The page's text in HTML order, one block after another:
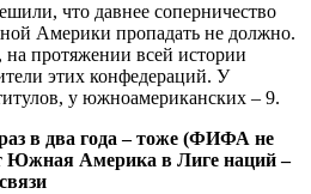
что давнее соперничество
Америки пропадать не должно.
протяжении всей истории
этих конфедераций. У
у южноамериканских – 9.
в два года – тоже (ФИФА не
Южная Америка в Лиге наций –